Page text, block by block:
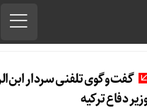
گفت‌وگوی تلفنی سردار
دفاع ترکیه